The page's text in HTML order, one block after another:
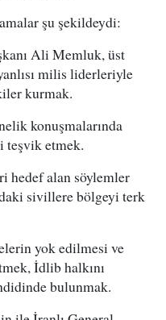
şu şekildeydi:
Ali Memluk, üst
milis liderleriyle
kurmak.
konuşmalarında
teşvik etmek.
hedef alan söylemler
sivillere bölgeyi terk
yok edilmesi ve
İdlib halkını
bulunmak.